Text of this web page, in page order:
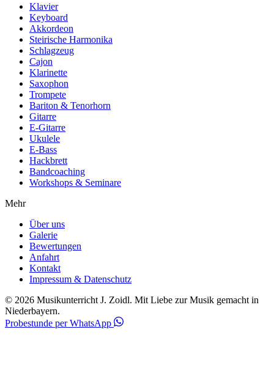
Klavier
Keyboard
Akkordeon
Steirische Harmonika
Schlagzeug
Cajon
Klarinette
Saxophon
Trompete
Bariton & Tenorhorn
Gitarre
E-Gitarre
Ukulele
E-Bass
Hackbrett
Bandcoaching
Workshops & Seminare
Mehr
Über uns
Galerie
Bewertungen
Anfahrt
Kontakt
Impressum & Datenschutz
© 2026 Musikunterricht J. Zoidl. Mit Liebe zur Musik gemacht in
Niederbayern.
Probestunde per WhatsApp